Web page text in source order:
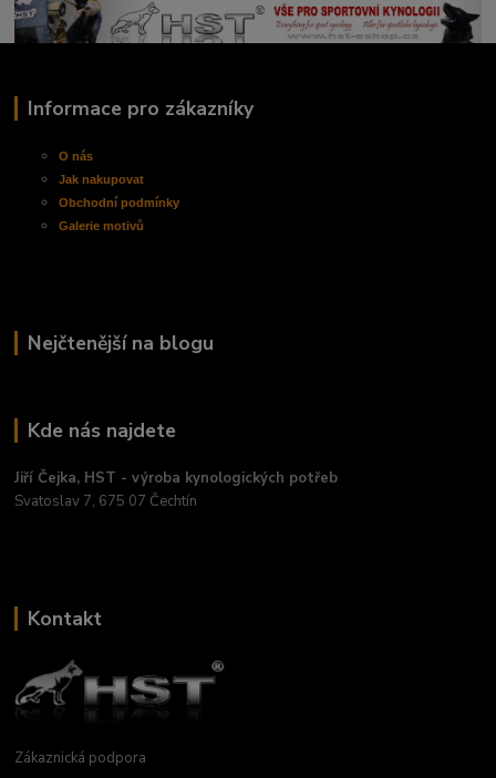
Informace pro zákazníky
O nás
Jak nakupovat
Obchodnípodmínky
Galerie motivů
Nejčtenější na blogu
Kde nás najdete
Jiří Čejka, HST - výroba kynologických potřeb
Svatoslav 7, 675 07 Čechtín
Kontakt
Zákaznická podpora